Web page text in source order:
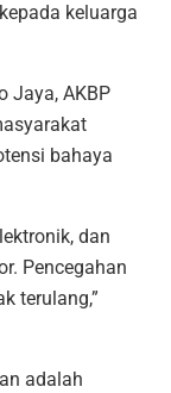
keluarga
Jaya, AKBP
bahaya
dan
Pencegahan
terulang,”
adalah